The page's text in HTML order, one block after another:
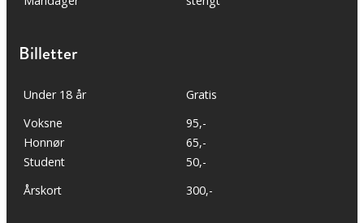
Billetter
Under 18 år
Gratis
Voksne
Honnør
Student
95,-
65,-
50,-
Årskort
300,-